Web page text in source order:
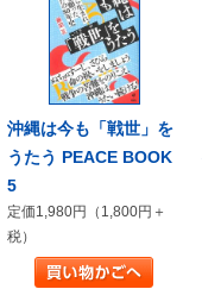
沖縄は今も「戦世」を
うたう PEACE BOOK
5
定価1,980円（1,800円＋
税）